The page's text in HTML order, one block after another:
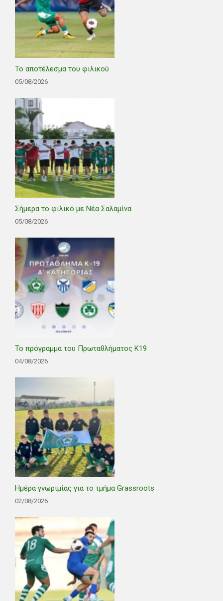
Το αποτέλεσμα του φιλικού
05/08/2026
Σήμερα το φιλικό με Νέα Σαλαμίνα
05/08/2026
Το πρόγραμμα του Πρωταθλήματος Κ19
04/08/2026
Ημέρα γνωριμίας για το τμήμα Grassroots
02/08/2026